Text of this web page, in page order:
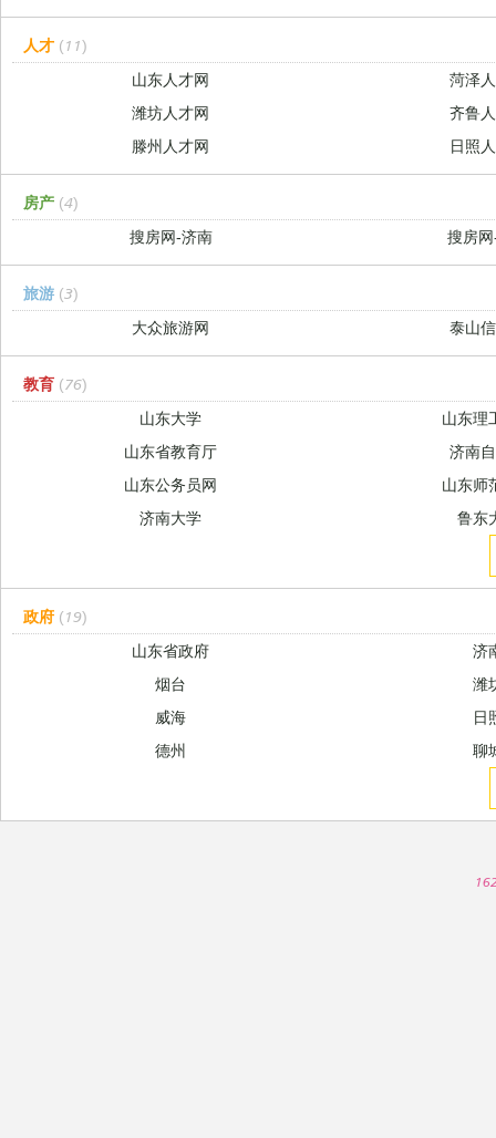
人才 (11)
山东人才网
菏泽
潍坊人才网
齐鲁
滕州人才网
日照
房产 (4)
搜房网-济南
搜房
旅游 (3)
大众旅游网
泰山
教育 (76)
山东大学
山东理
山东省教育厅
济南
山东公务员网
山东师
济南大学
鲁东
政府 (19)
山东省政府
济
烟台
潍
威海
日
德州
聊